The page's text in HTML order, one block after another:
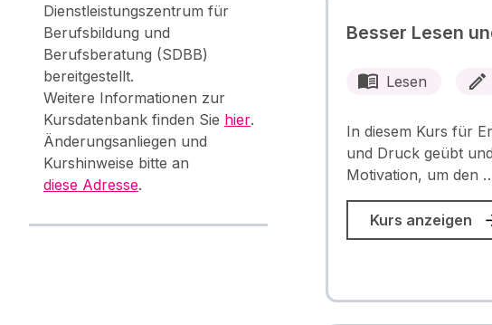
Dienstleistungszentrum für
Berufsbildung und
Berufsberatung (SDBB)
bereitgestellt.
Weitere Informationen zur
Kursdatenbank finden Sie hier.
Änderungsanliegen und
Kurshinweise bitte an
diese Adresse.
Besser Lesen
Lesen
In diesem Kurs für
und Druck geübt
Motivation, um den
Kurs anzeigen